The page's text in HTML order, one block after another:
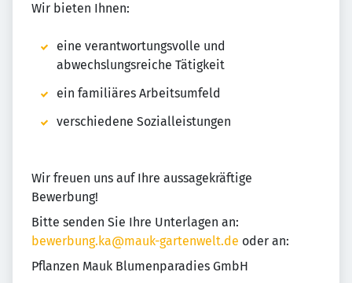
Wir bieten Ihnen:
eine verantwortungsvolle und
abwechslungsreiche Tätigkeit
ein familiäres Arbeitsumfeld
verschiedene Sozialleistungen
Wir freuen uns auf Ihre aussagekräftige
Bewerbung!
Bitte senden Sie Ihre Unterlagen an:
bewerbung.ka@mauk-gartenwelt.de oder an:
Pflanzen Mauk Blumenparadies GmbH